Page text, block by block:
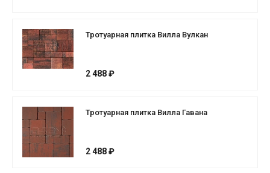
Тротуарная плитка Вилла Вулкан
2 488 ₽
Тротуарная плитка Вилла Гавана
2 488 ₽